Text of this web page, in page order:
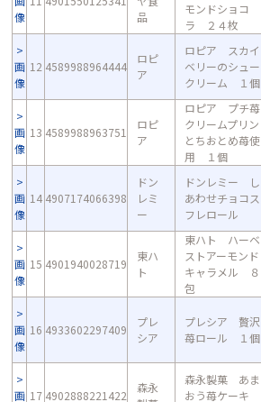
像
品
モンドショコ
ラ ２４枚
画
像
12 4589988964444
ロピ
ア
ロピア スカイ
ベリーのシュー
クリーム １個
画
像
13 4589988963751
ロピ
ア
ロピア プチ苺
クリームプリン
とちおとめ苺使
用 １個
画
像
14 4907174066398
ドン
レミ
ー
ドンレミー し
あわせチョコス
フレロール
画
像
15 4901940028719
東ハ
ト
東ハト ハーベ
ストアーモンド
キャラメル ８
包
画
像
16 4933602297409
プレ
シア
プレシア 贅沢
苺ロール １個
画 17 4902888221422
森永
森永製菓 あま
おう苺ケーキ